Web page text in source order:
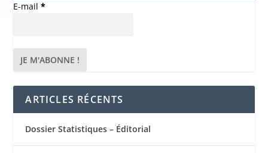
E-mail*
ARTICLES RÉCENTS
Dossier Statistiques – Éditorial